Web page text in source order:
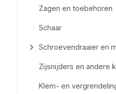
Zagen en toebehoren
Schaar
Schroevendraaier en
Zijsnijders en andere
Klem- en